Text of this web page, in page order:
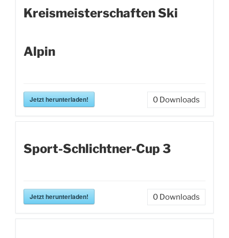
Kreismeisterschaften Ski
Alpin
Jetzt herunterladen! 0 Downloads
Sport-Schlichtner-Cup 3
Jetzt herunterladen! 0 Downloads